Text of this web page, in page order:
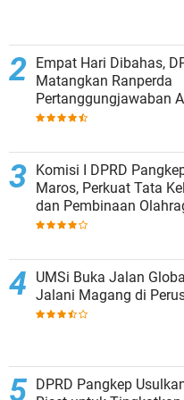
Empat Hari Dibahas,
Matangkan Ranperda
Pertanggungjawaban
Komisi I DPRD
Maros, Perkuat Tata
dan Pembinaan
UMSi Buka Jalan
Jalani Magang di
DPRD Pangkep